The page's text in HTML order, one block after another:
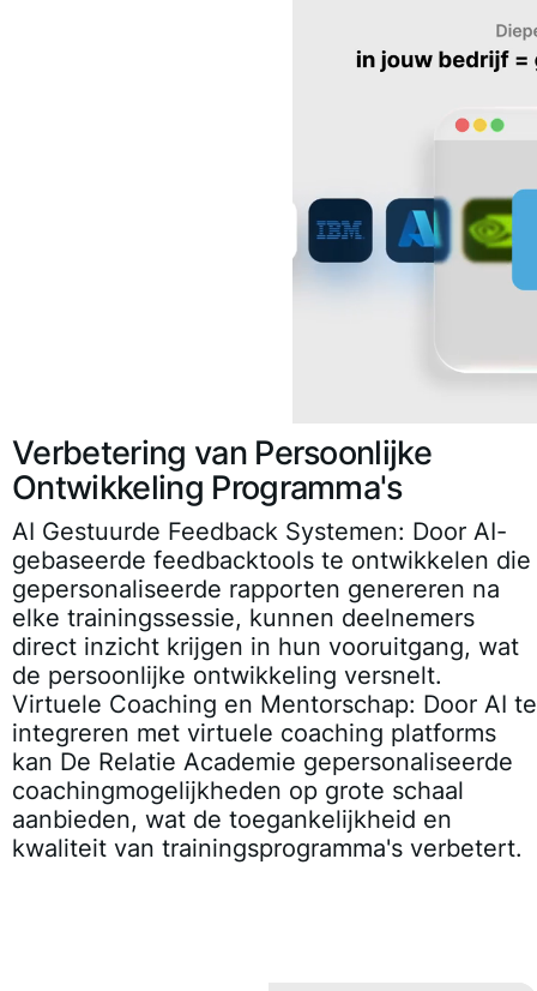
Verbetering van Persoonlijke
Ontwikkeling Programma's
AI Gestuurde Feedback Systemen: Door AI-
gebaseerde feedbacktools te ontwikkelen die
gepersonaliseerde rapporten genereren na
elke trainingssessie, kunnen deelnemers
direct inzicht krijgen in hun vooruitgang, wat
de persoonlijke ontwikkeling versnelt.
Virtuele Coaching en Mentorschap: Door AI te
integreren met virtuele coaching platforms
kan De Relatie Academie gepersonaliseerde
coachingmogelijkheden op grote schaal
aanbieden, wat de toegankelijkheid en
kwaliteit van trainingsprogramma's verbetert.